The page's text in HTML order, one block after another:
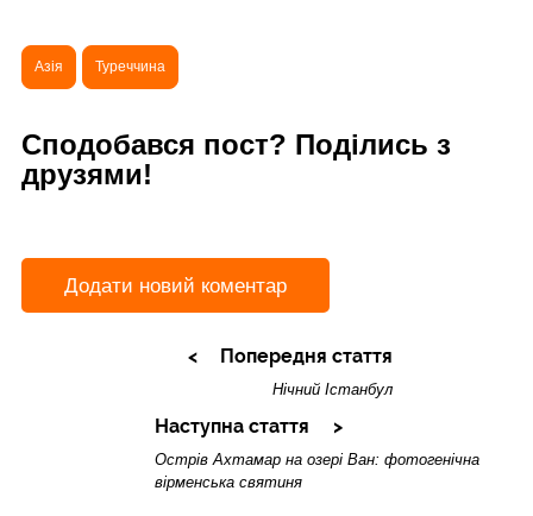
Азія Туреччина
Сподобався пост? Поділись з
друзями!
Додати новий коментар
Попередня стаття
Нічний Істанбул
Наступна стаття
Острів Ахтамар на озері Ван: фотогенічна
вірменська святиня